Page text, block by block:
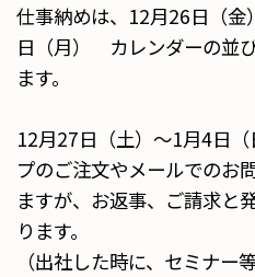
仕事納めは、12月26日（
日（月） カレンダーの並
ます。
12月27日（土）〜1月4日
プのご注文やメールでのお
ますが、お返事、ご請求と
ります。
（出社した時に、セミナー